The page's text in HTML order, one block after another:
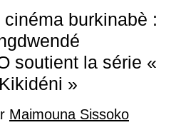
burkinabè :
soutient la série «
»
Maimouna Sissoko